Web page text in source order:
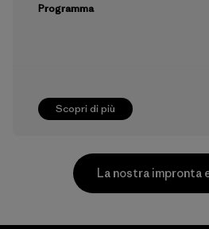
Scopri di più
Programma
La nostra impronta